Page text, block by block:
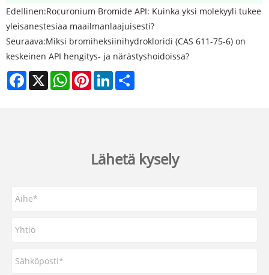
Edellinen:Rocuronium Bromide API: Kuinka yksi molekyyli tukee
yleisanestesiaa maailmanlaajuisesti?
Seuraava:Miksi bromiheksiinihydrokloridi (CAS 611-75-6) on
keskeinen API hengitys- ja närästyshoidoissa?
Facebook
X WhatsAppPinterestLinkedIn
Lähetä kysely